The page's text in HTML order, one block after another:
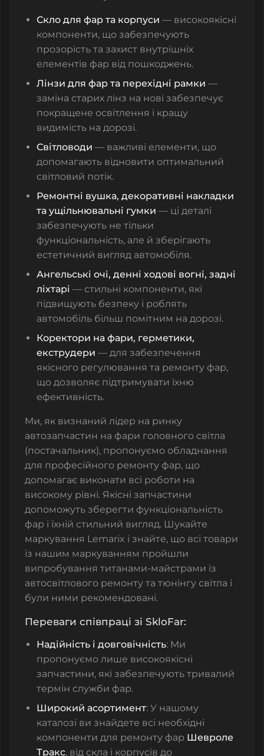
Скло для фар та корпуси — високоякісні
компоненти, що забезпечують
прозорість та захист внутрішніх
елементів фар від пошкоджень.
Лінзи для фар та перехідні рамки —
заміна старих лінз на нові забезпечує
покращене освітлення і кращу
видимість на дорозі.
Світловоди — важливі елементи, що
допомагають відновити оптимальний
світловий потік.
Ремонтні вушка, декоративні накладки
та ущільнювальні гумки — ці деталі
забезпечують не тільки
функціональність, але й зберігають
естетичний вигляд автомобіля.
Ангельські очі, денні ходові вогні, задні
ліхтарі — стильні компоненти, які
підвищують безпеку і роблять
автомобіль більш помітним на дорозі.
Коректори на фари, герметики,
екструдери — для забезпечення
якісного регулювання та ремонту фар,
що дозволяє підтримувати їхню
ефективність.
Ми, як визнаний лідер на ринку
автозапчастин на фари головного світла
(постачальник), пропонуємо обладнання
для професійного ремонту фар, що
допомагає виконати всі роботи на
високому рівні. Якісні запчастини
допоможуть зберегти функціональність
фар і їхній стильний вигляд. Шукайте
маркування Lemarix і знайте, що всі товари
із нашим маркуванням пройшли
випробування титанами-майстрами із
автосвітлового ремонту та тюнінгу світла і
були ними рекомендовані.
Переваги співпраці зі SkloFar:
Надійність і довговічність: Ми
пропонуємо лише високоякісні
запчастини, які забезпечують тривалий
термін служби фар.
Широкий асортимент: У нашому
каталозі ви знайдете всі необхідні
компоненти для ремонту фар Шевроле
Тракс, від скла і корпусів до